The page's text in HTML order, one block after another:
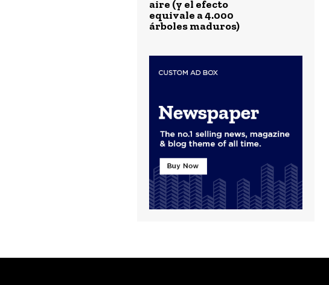
aire (y el efecto
equivale a 4.000
árboles maduros)